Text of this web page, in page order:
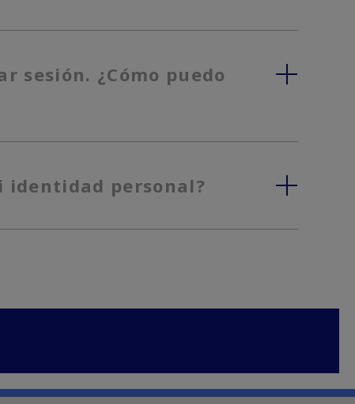
sesión. ¿Cómo puedo
identidad personal?